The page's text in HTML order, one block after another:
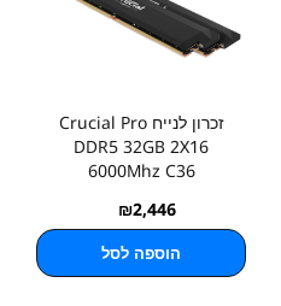
זכרון לנייח Crucial Pro
DDR5 32GB 2X16
6000Mhz C36
₪2,446
הוספה לסל